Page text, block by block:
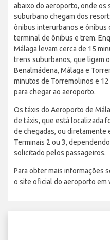
abaixo do aeroporto, onde os
suburbano chegam dos
ônibus interurbanos e ônibus
terminal de ônibus e trem.
Málaga levam cerca de 15
trens suburbanos, que ligam
Benalmádena, Málaga e
minutos de Torremolinos e
para chegar ao aeroporto.
Os táxis do Aeroporto de
de táxis, que está localizada
de chegadas, ou diretamente
Terminais 2 ou 3,
solicitado pelos passageiros.
Para obter mais informações
o site oficial do aeroporto em